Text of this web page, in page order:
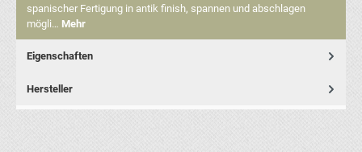
spanischer Fertigung in antik finish, spannen und abschlagen
mögli… Mehr
Eigenschaften
Hersteller